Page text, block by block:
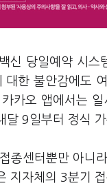
신 당일예약 시
한 불안감에도
카오 앱에서는
9일부터 정식
종센터뿐만 아니
지자체의 3분기